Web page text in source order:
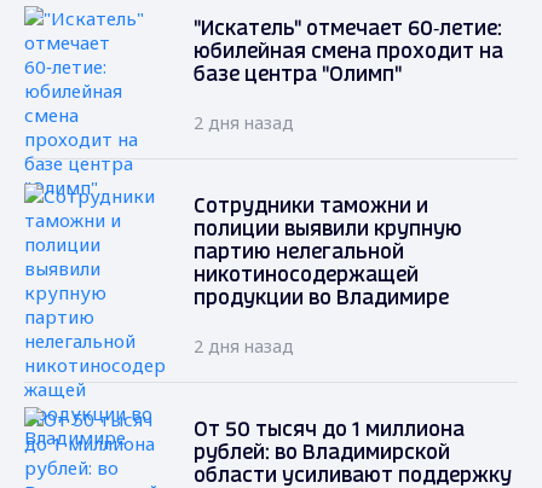
"Искатель" отмечает 60‑летие:
юбилейная смена проходит на
базе центра "Олимп"
2 дня назад
Сотрудники таможни и
полиции выявили крупную
партию нелегальной
никотиносодержащей
продукции во Владимире
2 дня назад
От 50 тысяч до 1 миллиона
рублей: во Владимирской
области усиливают поддержку